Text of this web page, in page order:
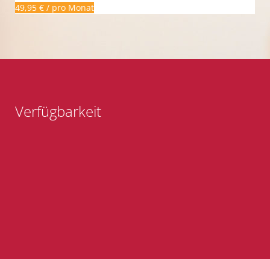
49,95 € / pro Monat
Verfügbarkeit